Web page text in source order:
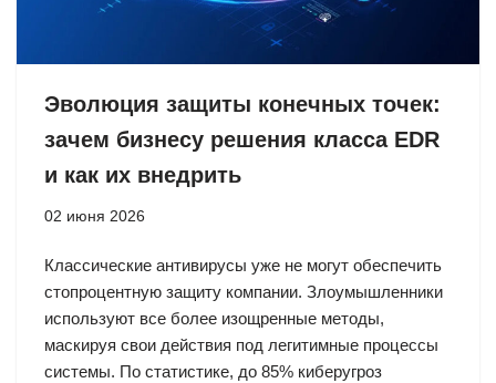
Эволюция защиты конечных точек:
зачем бизнесу решения класса EDR
и как их внедрить
02 июня 2026
Классические антивирусы уже не могут обеспечить
стопроцентную защиту компании. Злоумышленники
используют все более изощренные методы,
маскируя свои действия под легитимные процессы
системы. По статистике, до 85% киберугроз